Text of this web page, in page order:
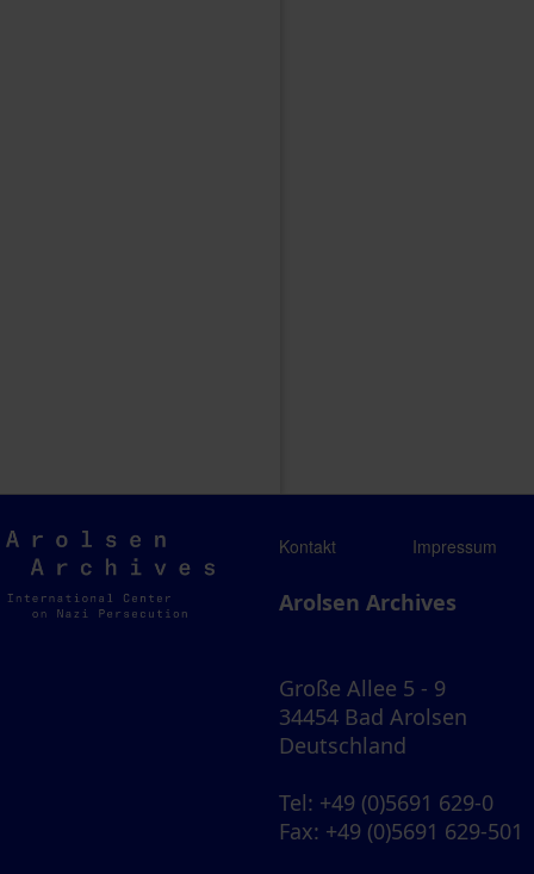
Arolsen
Archives
Kontakt Impressum
Arolsen Archives
Große Allee 5 - 9
34454 Bad Arolsen
Deutschland
Tel: +49 (0)5691 629-0
Fax: +49 (0)5691 629-501